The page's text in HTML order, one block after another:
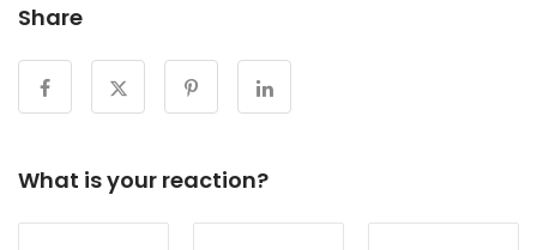
Share
What is your reaction?